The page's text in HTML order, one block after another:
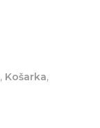
, Košarka,